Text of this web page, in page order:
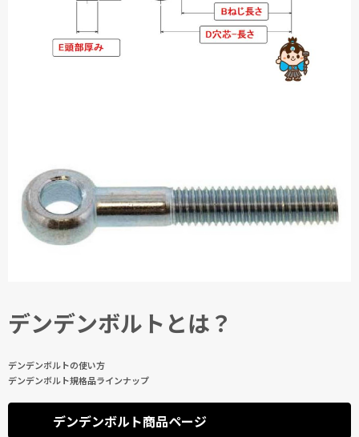
デンデンボルトとは？
デンデンボルトの使い方
デンデンボルト規格品ラインナップ
デンデンボルト商品ページ